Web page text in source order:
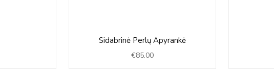
Sidabrinė Perlų Apyrankė
€85.00